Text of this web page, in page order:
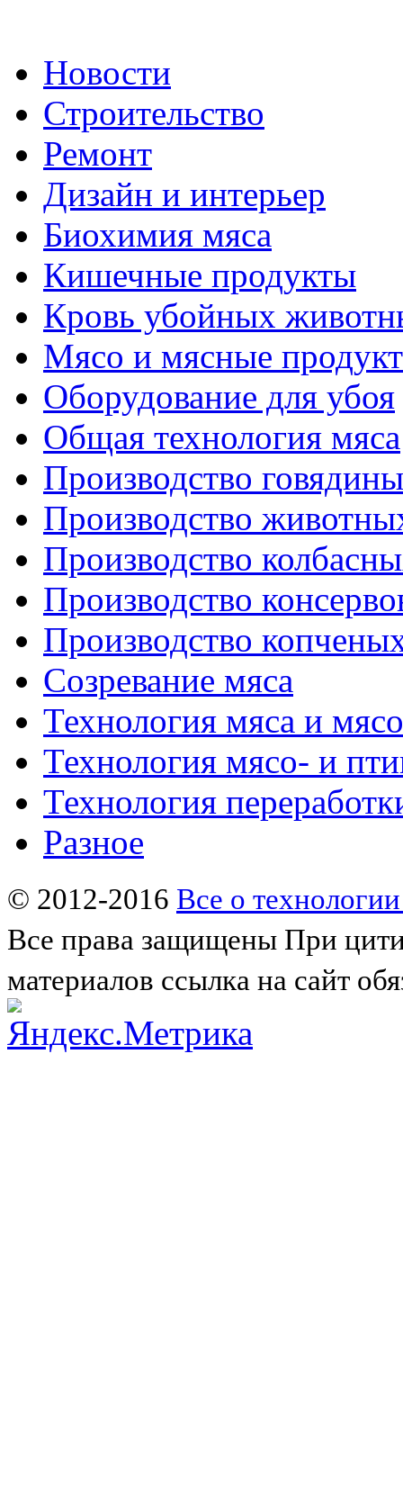
Новости
Строительство
Ремонт
Дизайн и интерьер
Биохимия мяса
Кишечные продукты
Кровь убойных
Мясо и мясные
Оборудование для убоя
Общая технология мяса
Производство говядины
Производство
Производство
Производство
Производство
Созревание мяса
Технология мяса и
Технология мясо- и
Технология
Разное
© 2012-2016 Все о
Все права защищены При
материалов ссылка на сайт